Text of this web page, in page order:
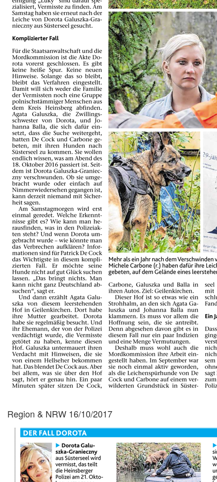
Region & NRW 16/10/2017